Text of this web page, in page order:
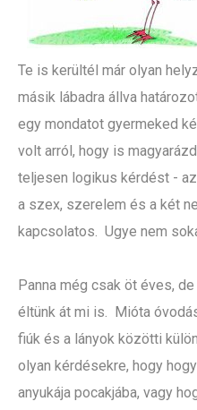
Te is kerültél már olyan
másik lábadra állva
egy mondatot gyermeked
volt arról, hogy is
teljesen logikus kérdést -
a szex, szerelem és a két
kapcsolatos. Ugye nem
Panna még csak öt éves,
éltünk át mi is. Mióta
fiúk és a lányok közötti
olyan kérdésekre, hogy
anyukája pocakjába, vagy